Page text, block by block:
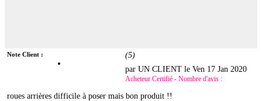
Note Client : (5)
par UN CLIENT leVen 17 Jan 2020
Acheteur Certifié - Nombre d'avis :
roues arrières difficile à poser mais bon produit !!